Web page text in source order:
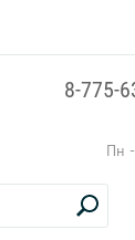
8-775-
Пн